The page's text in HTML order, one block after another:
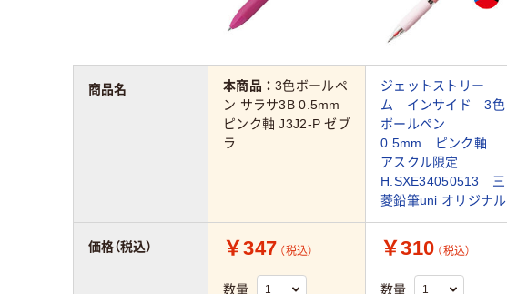
本商品：3色ボールペ
ン サラサ3B 0.5mm
ピンク軸 J3J2-P ゼブ
ラ
ジェットストリー
ム インサイド 3色
ボールペン
0.5mm ピンク軸
アスクル限定
H.SXE34050513 三
菱鉛筆uni オリジナル
￥347 （税込）
数量
￥310 （税込）
数量
商品名
価格（税込）